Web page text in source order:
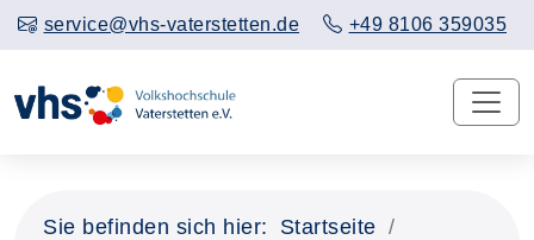
service@vhs-vaterstetten.de +49 8106 359035
Sie befinden sich hier:
Startseite